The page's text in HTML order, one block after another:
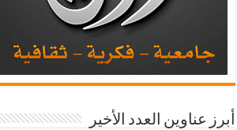
أبرز عناوين العدد الأخير